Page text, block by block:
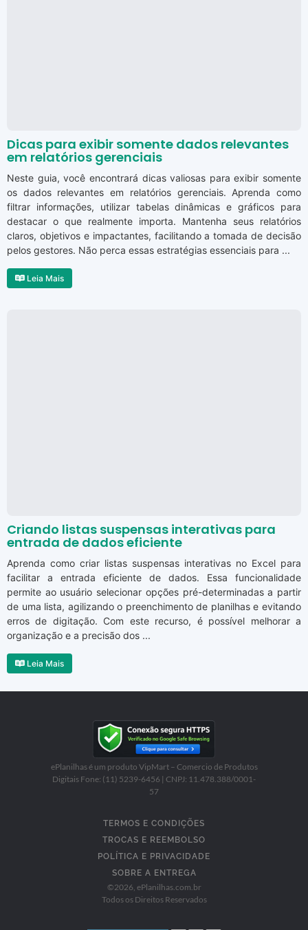
Dicas para exibir somente dados relevantes
em relatórios gerenciais
Neste guia, você encontrará dicas valiosas para exibir somente
os dados relevantes em relatórios gerenciais. Aprenda como
filtrar informações, utilizar tabelas dinâmicas e gráficos para
destacar o que realmente importa. Mantenha seus relatórios
claros, objetivos e impactantes, facilitando a tomada de decisão
pelos gestores. Não perca essas estratégias essenciais para ...
Leia Mais
Criando listas suspensas interativas para
entrada de dados eficiente
Aprenda como criar listas suspensas interativas no Excel para
facilitar a entrada eficiente de dados. Essa funcionalidade
permite ao usuário selecionar opções pré-determinadas a partir
de uma lista, agilizando o preenchimento de planilhas e evitando
erros de digitação. Com este recurso, é possível melhorar a
organização e a precisão dos ...
Leia Mais
ePlanilhas é um produto VipMart – Comercio de Produtos
Digitais Fone: (11) 5239-6456 | CNPJ: 11.478.388/0001-
57
TERMOS E CONDIÇÕES
TROCAS E REEMBOLSO
POLÍTICA E PRIVACIDADE
SOBRE A ENTREGA
©2026 , ePlanilhas.com.br
Todos os Direitos Reservados